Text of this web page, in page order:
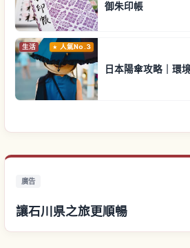
御朱印帳
生活 人氣No.3
日本陽傘攻略｜環
廣告
讓石川県之旅更順暢